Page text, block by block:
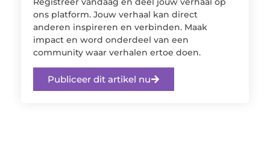
ons platform. Jouw verhaal kan direct
anderen inspireren en verbinden. Maak
impact en word onderdeel van een
community waar verhalen ertoe doen.
Publiceer dit artikel nu